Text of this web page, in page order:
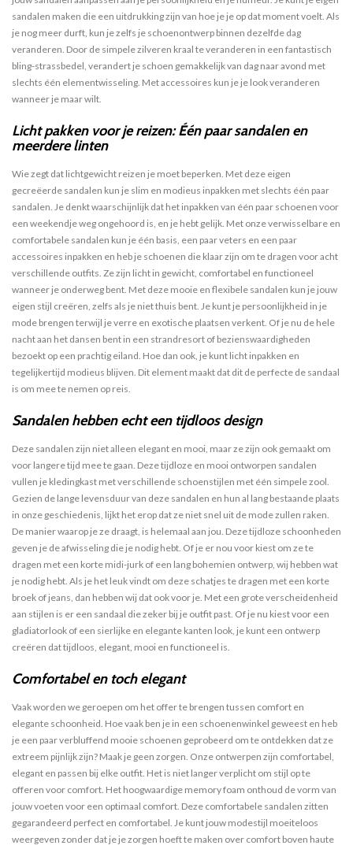
sandalen maken die een uitdrukking zijn van hoe je je op dat moment voelt. Als
je nog meer durft, kun je zelfs je schoenontwerp binnen dezelfde dag
veranderen. Door de simpele zilveren kraal te veranderen in een fantastisch
bling-strassbedel, verandert je schoen gemakkelijk van dag naar avond met
slechts één elementwisseling. Met accessoires kun je je look veranderen
wanneer je maar wilt.
Lichtpakken voor je reizen: Één paar sandalen en
meerdere linten
Wie zegt dat lichtgewicht reizen je moet beperken. Met deze eigen
gecreëerde sandalen kun je slim en modieus inpakken met slechts één paar
sandalen. Je denkt waarschijnlijk dat het inpakken van één paar schoenen voor
een weekendje weg ongehoord is, en je hebt gelijk. Met onze verwisselbare en
comfortabele sandalen kun je één basis, een paar veters en een paar
accessoires inpakken en heb je schoenen die klaar zijn om te dragen voor acht
verschillende outfits. Ze zijn licht in gewicht, comfortabel en functioneel
wanneer je onderweg bent. Met deze mooie en flexibele sandalen kun je jouw
eigen stijl creëren, zelfs als je niet thuis bent. Je kunt je persoonlijkheid in je
mode brengen terwijl je verre en exotische plaatsen verkent. Of je nu de hele
nacht aan het dansen bent in een strandresort of bezienswaardigheden
bezoekt op een prachtig eiland. Hoe dan ook, je kunt licht inpakken en
tegelijkertijd modieus blijven. Dit element maakt dat dit de perfecte de sandaal
is om mee te nemen op reis.
Sandalen hebben echt een tijdloos design
Deze sandalen zijn niet alleen elegant en mooi, maar ze zijn ook gemaakt om
voor langere tijd mee te gaan. Deze tijdloze en mooi ontworpen sandalen
vullen je kledingkast met verschillende schoenstijlen met één simpele zool.
Gezien de lange levensduur van deze sandalen en hun al lang bestaande plaats
in onze geschiedenis, lijkt het erop dat ze niet snel uit de mode zullen raken.
De manier waarop je ze draagt, is helemaal aan jou. Deze tijdloze schoonheden
geven je de afwisseling die je nodig hebt. Of je er nou voor kiest om ze te
dragen met een korte midi-jurk of een lang bohemien ontwerp, wij hebben wat
je nodig hebt. Als je het leuk vindt om deze schatjes te dragen met een korte
broek of jeans, dan hebben wij dat ook voor je. Met een grote verscheidenheid
aan stijlen is er een sandaal die zeker bij je outfit past. Of je nu kiest voor een
gladiatorlook of een sierlijke en elegante kanten look, je kunt een ontwerp
creëren dat tijdloos, elegant, mooi en functioneel is.
Comfortabel en toch elegant
Vaak worden we geroepen om het offer te brengen tussen comfort en
elegante schoonheid. Hoe vaak ben je in een schoenenwinkel geweest en heb
je een paar verbluffend mooie schoenen geprobeerd om te ontdekken dat ze
extreem pijnlijk zijn? Maak je geen zorgen. Onze ontwerpen zijn comfortabel,
elegant en passen bij elke outfit. Het is niet langer verplicht om stijl op te
offeren voor comfort. Het hoogwaardige memory foam onthoud de vorm van
jouw voeten voor een optimaal comfort. Deze comfortabele sandalen zitten
gegarandeerd perfect en comfortabel. Je kunt jouw modestijl moeiteloos
weergeven zonder dat je je zorgen hoeft te maken over comfort boven haute